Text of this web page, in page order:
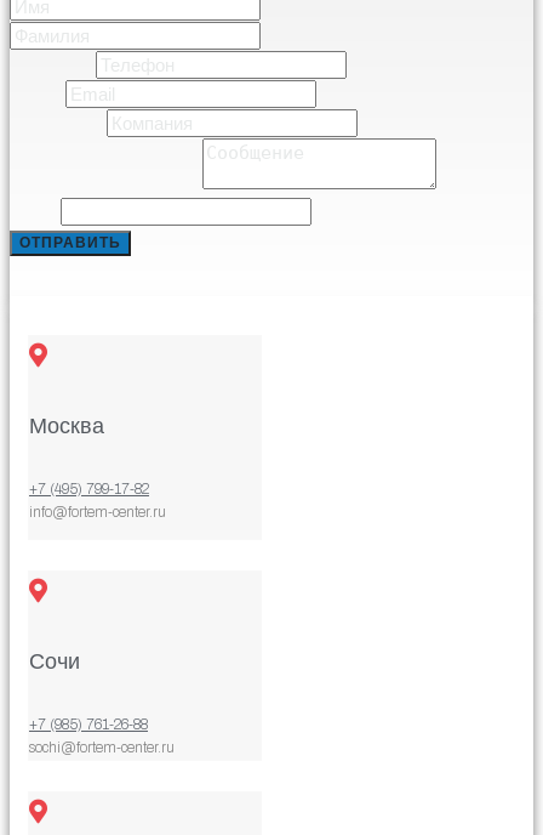
ОТПРАВИТЬ
Москва
+7 (495) 799-17-82
info@fortem-center.ru
Сочи
+7 (985) 761-26-88
sochi@fortem-center.ru